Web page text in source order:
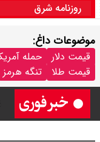
روزنامه شرق
موضوعات داغ:
قیمت دلار حمله
قیمت طلا
تنگه هرمز